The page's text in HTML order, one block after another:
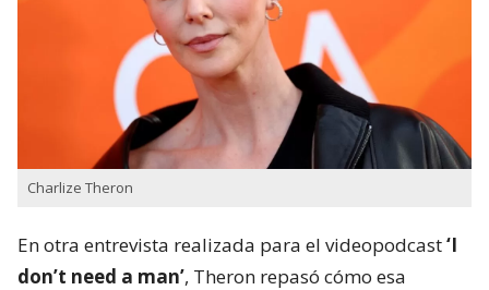
Charlize Theron
En otra entrevista realizada para el videopodcast‘I
don’t need a man’, Theron repasó cómo esa